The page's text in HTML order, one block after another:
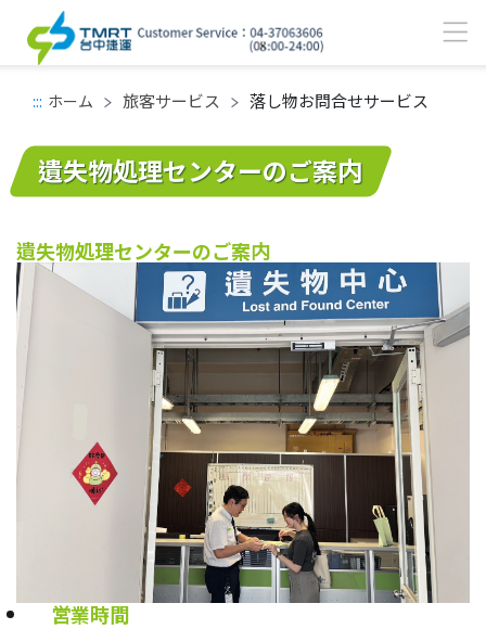
::: メインコンテンツエリア
ホーム 旅客サービス 落し物お問合せサービス
遺失物処理センターのご案内
遺失物処理センターのご案内
営業時間